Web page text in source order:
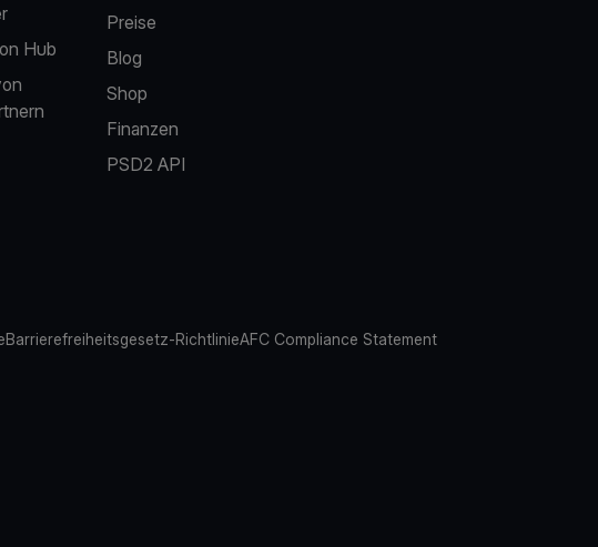
Hub
Preise
Blog
Shop
Finanzen
PSD2 API
Barrierefreiheitsgesetz-RichtlinieAFC Compliance Statement